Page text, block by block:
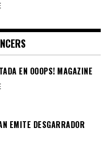
EN OOOPS! MAGAZINE
EMITE DESGARRADOR